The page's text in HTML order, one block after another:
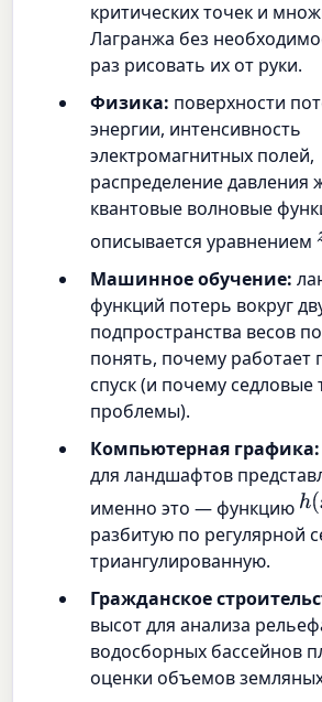
критических точек и
Лагранжа без
раз рисовать их от руки.
Физика: поверхности
энергии, интенсивность
электромагнитных полей,
распределение давления
квантовые волновые
описывается уравнением
Машинное обучение:
функций потерь вокруг
подпространства весов
понять, почему работает
спуск (и почему седловые
проблемы).
Компьютерная графика:
для ландшафтов
именно это — функцию h(
разбитую по регулярной
триангулированную.
Гражданское
высот для анализа
водосборных бассейнов
оценки объемов